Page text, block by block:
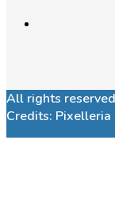
All rights
Credits: Pixelleria